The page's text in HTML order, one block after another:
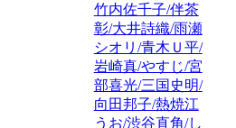
竹内佐千子/伴茶
彰/大井詩織/雨瀬
シオリ/青木Ｕ平/
岩崎真/やすじ/宮
部喜光/三国史明/
向田邦子/熱焼江
うお/渋谷直角/し